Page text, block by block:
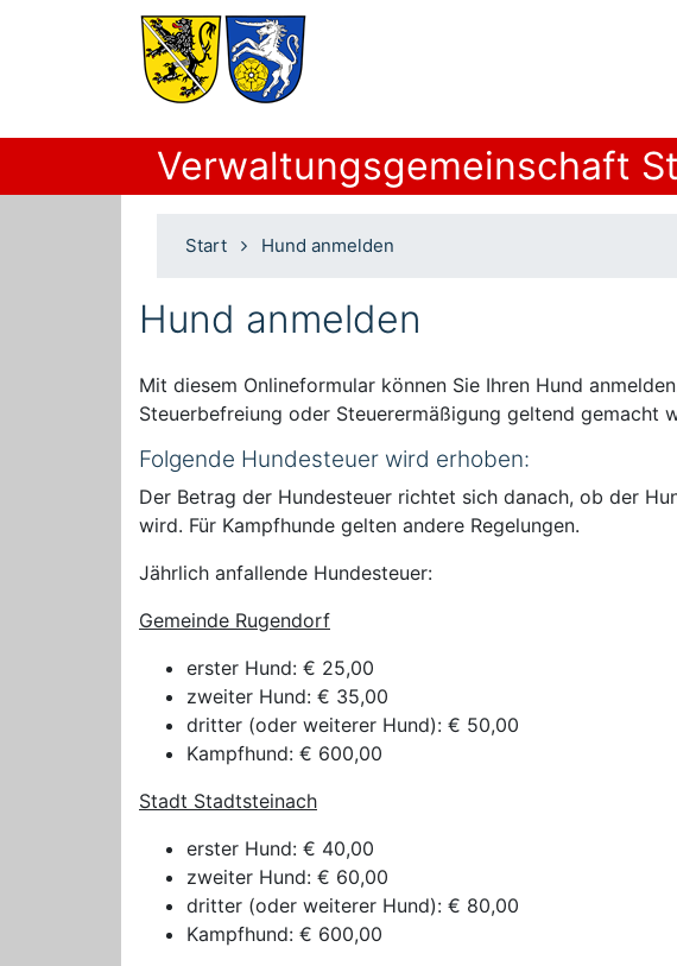
Verwaltungsgemeinschaft
Start Hund anmelden
Hund anmelden
Mit diesem Onlineformular können Sie Ihren Hund
Steuerbefreiung oder Steuerermäßigung geltend gemacht
Folgende Hundesteuer wird erhoben:
Der Betrag der Hundesteuer richtet sich danach, ob der
wird. Für Kampfhunde gelten andere Regelungen.
Jährlich anfallende Hundesteuer:
Gemeinde Rugendorf
erster Hund: € 25,00
zweiter Hund: € 35,00
dritter (oder weiterer Hund): € 50,00
Kampfhund: € 600,00
Stadt Stadtsteinach
erster Hund: € 40,00
zweiter Hund: € 60,00
dritter (oder weiterer Hund): € 80,00
Kampfhund: € 600,00